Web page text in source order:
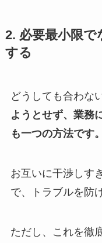
2. 必要最小限
する
どうしても合わな
ようとせず、業務
も一つの方法です。
お互いに干渉しす
で、トラブルを防
ただし、これを徹